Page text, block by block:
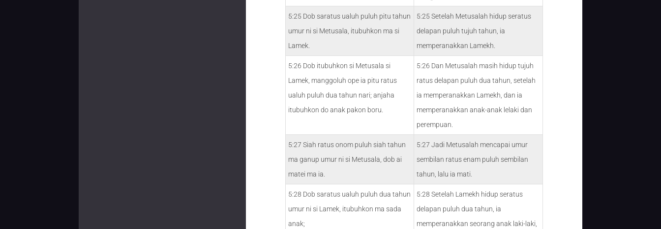
5:25 Dob saratus ualuh puluh pitu tahun
umur ni si Metusala, itubuhkon ma si
Lamek.
5:25 Setelah Metusalah hidup seratus
delapan puluh tujuh tahun, ia
memperanakkan Lamekh.
5:26 Dob itubuhkon si Metusala si
Lamek, manggoluh ope ia pitu ratus
ualuh puluh dua tahun nari; anjaha
itubuhkon do anak pakon boru.
5:26 Dan Metusalah masih hidup tujuh
ratus delapan puluh dua tahun, setelah
ia memperanakkan Lamekh, dan ia
memperanakkan anak-anak lelaki dan
perempuan.
5:27 Siah ratus onom puluh siah tahun
ma ganup umur ni si Metusala, dob ai
matei ma ia.
5:27 Jadi Metusalah mencapai umur
sembilan ratus enam puluh sembilan
tahun, lalu ia mati.
5:28 Dob saratus ualuh puluh dua tahun
umur ni si Lamek, itubuhkon ma sada
anak;
5:28 Setelah Lamekh hidup seratus
delapan puluh dua tahun, ia
memperanakkan seorang anak laki-laki,